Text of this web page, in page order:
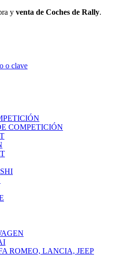
y venta de Coches de Rally.
o clave
COMPETICIÓN
ROMEO, LANCIA, JEEP